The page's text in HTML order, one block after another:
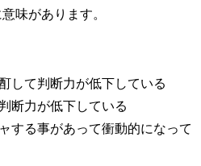
味があります。
して判断力が低下している
断力が低下している
する事があって衝動的になって